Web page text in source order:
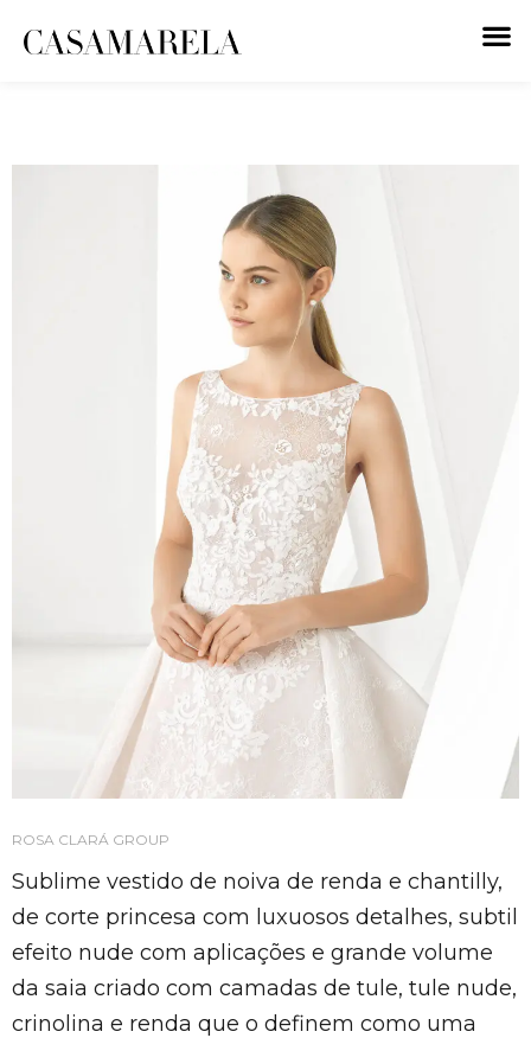
ROSA CLARÁ GROUP
Sublime vestido de noiva de renda e chantilly,
de corte princesa com luxuosos detalhes, subtil
efeito nude com aplicações e grande volume
da saia criado com camadas de tule, tule nude,
crinolina e renda que o definem como uma